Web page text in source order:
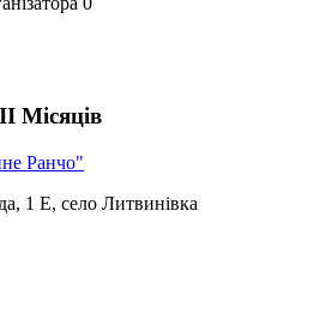
де можна самостійно
на великому мангалі.
ХІІ Місяців в основному
віку. Для них тут побудовано
майданчиків, а вольєри
близько та безпечно.
тварин кормами, які є у вільному
погодувати їх через спеціальні
гостей – жирафу та носорога –
наглядом робітників зоопарку.
Місяців
Ранчо"
1 Е, село Литвинівка